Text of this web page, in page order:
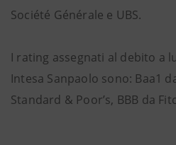
Société Générale e UBS.
I rating assegnati al debito a
Intesa Sanpaolo sono: Baa1
Standard & Poor’s, BBB da